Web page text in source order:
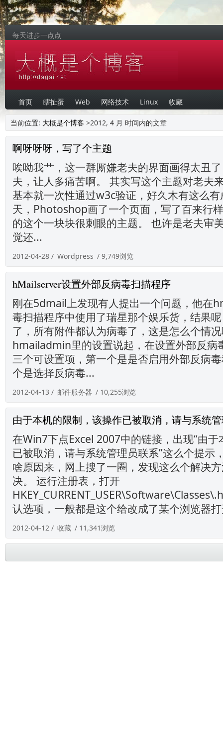
每天进步一点点
首页 瞎扯蛋 Web 网络技术 Linux 收藏
当前位置: 大概是个博客 >2012, 4 月 时间内的文章
啊呀呀呀，写了个主题
唉呦我艹，这一群厮嫌老夫的界面画得太丑
夫，让人多痛苦啊。 其实写这个主题对老夫
基本就一次性通过w3c验证，好久木有这么
天，Photoshop画了一个页面，写了百来行
的这个一块块很刺眼的主题。 也许是老夫审
觉还...
2012-04-28 / Wordpress / 9,749浏览
hMailserver设置外部反病毒扫描程序
刚在5dmail上发现有人提出一个问题，他在
毒扫描程序中使用了瑞星那个娱乐货，结果
了，所有附件都认为病毒了，这是怎么个情
hmailadmin里的设置说起，在设置外部反病
三个可设置项，第一个是是否启用外部反病
个是选择反病毒...
2012-04-13 / 邮件服务器 / 10,255浏览
由于本机的限制，该操作已被取消，请与系统
在Win7下点Excel 2007中的链接，出现“由
已被取消，请与系统管理员联系”这么个提示
啥原因来，网上搜了一圈，发现这么个解决
决。 运行注册表，打开
认选项，一般都是这个给改成了某个浏览器
2012-04-12 / 收藏 / 11,341浏览